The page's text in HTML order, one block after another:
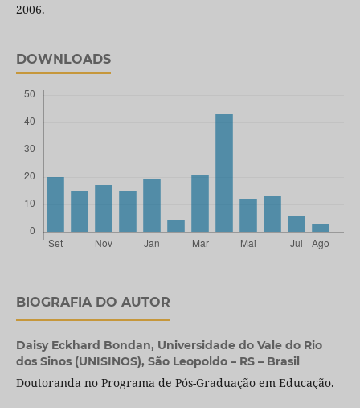
2006.
DOWNLOADS
BIOGRAFIA DO AUTOR
Daisy Eckhard Bondan, Universidade do Vale do Rio
dos Sinos (UNISINOS), São Leopoldo – RS – Brasil
Doutoranda no Programa de Pós-Graduação em Educação.